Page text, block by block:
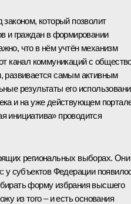
который позволит
и граждан в формировании
что в нём учтён механизм
канал коммуникаций с
развивается самым активным
результаты его
и на уже действующем
инициатива» проводится
региональных выборах. Они
у субъектов Федерации
форму избрания высшего
из того – и есть основания